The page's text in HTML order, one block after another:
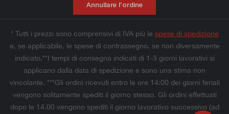
Annullare l'ordine
* Tutti i prezzi sono comprensivi di IVA più le spese di spedizione
e, se applicabile, le spese di contrassegno, se non diversamente
indicato.**I tempi di consegna indicati di 1-3 giorni lavorativi si
applicano dalla data di spedizione e sono una stima non
vincolante. ***Gli ordini ricevuti entro le ore 14:00 dei giorni feriali
vengono solitamente spediti il giorno stesso. Gli ordini effettuati
dopo le 14.00 vengono spediti il giorno lavorativo successivo (ad